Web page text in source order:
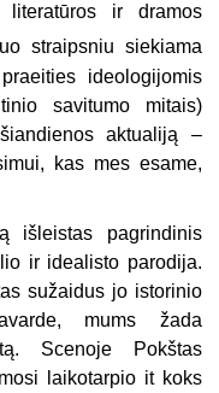
literatūros ir dramos
straipsniu siekiama
ideologijomis
savitumo mitais)
aktualiją –
kas mes esame,
išleistas pagrindinis
ir idealisto parodija.
sužaidus jo istorinio
mums žada
Scenoje Pokštas
laikotarpio it koks